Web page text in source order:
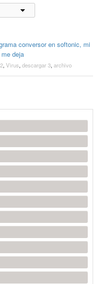
conversor en softonic, mi
deja
, Virus, descargar 3, archivo